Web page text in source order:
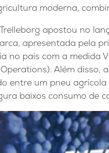
moderna,
apostou no
apresentada pela
no país com a medida
Além disso,
entre um pneu agrícola
baixos consumo de